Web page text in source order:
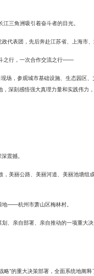
三角洲吸引着奋斗者的目光。
代表团，先后奔赴江苏省、上海市
之行，一次合作交流之行——
场，参观城市基础设施、生态园区
深刻感悟强大真理力量和实践伟力
震撼。
美丽公路、美丽河道、美丽池塘组
地——杭州市萧山区梅林村。
、亲自部署、亲自推动的一项重大
”的重大决策部署，全面系统地阐